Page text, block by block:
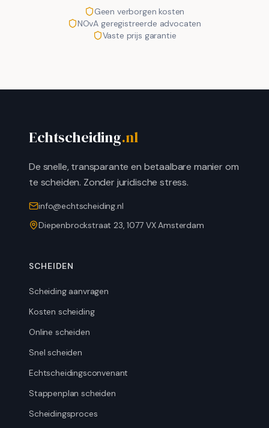
Geen verborgen kosten
NOvA geregistreerde advocaten
Vaste prijs garantie
Echtscheiding.nl
De snelle, transparante en betaalbare manier om
te scheiden. Zonder juridische stress.
info@echtscheiding.nl
Diepenbrockstraat 23, 1077 VX Amsterdam
SCHEIDEN
Scheiding aanvragen
Kosten scheiding
Online scheiden
Snel scheiden
Echtscheidingsconvenant
Stappenplan scheiden
Scheidingsproces